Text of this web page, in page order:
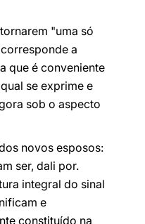
"uma só
a
que é conveniente
se exprime e
sob o aspecto
novos esposos:
ser, dali por.
integral do sinal
e
constituído na